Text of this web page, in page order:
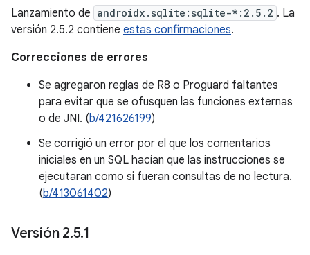
Lanzamiento de androidx.sqlite:sqlite-*:2.5.2 . La
versión 2.5.2 contiene estas confirmaciones.
Correcciones de errores
Se agregaron reglas de R8 o Proguard faltantes
para evitar que se ofusquen las funciones externas
o de JNI. (b/421626199)
Se corrigió un error por el que los comentarios
iniciales en un SQL hacían que las instrucciones se
ejecutaran como si fueran consultas de no lectura.
(b/413061402)
Versión 2.5.1